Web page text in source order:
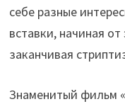
себе разные
вставки, начиная
заканчивая
Знаменитый фильм